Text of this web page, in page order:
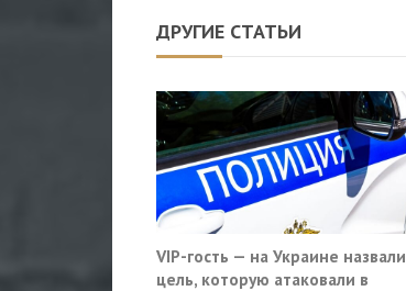
ДРУГИЕ СТАТЬИ
VIP-гость — на Украине назвали
цель, которую атаковали в